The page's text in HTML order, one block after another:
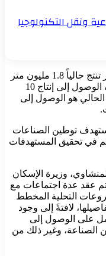
ونقل التكنولوجيا
وأضاف الدكتور مصطفى مدبولي أن مصر تنتج حالياً 1.8 مليون متر
مكعب يومياً من المياه المحلاة، ونستهدف الوصول إلى إنتاج 10
هو الوصول إلى
توطين الصناعات
في تحقيق المستهدفات
وزيرة الإسكان
تم عقد عدة اجتماعات مع
التحلية المخطط
لافتةً إلى وجود
على الوصول إلى
الصناعة، وغير ذلك من